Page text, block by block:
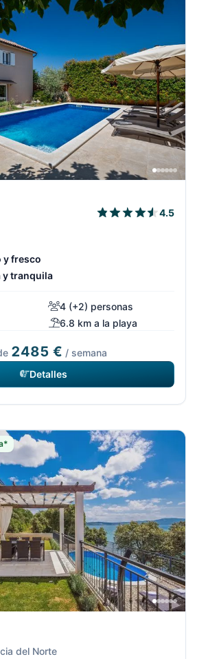
4.5
y fresco
y tranquila
4 (+2) personas
6.8 km a la playa
2485 € / semana
Detalles
del Norte